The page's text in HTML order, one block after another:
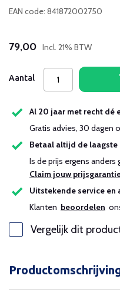
EAN code: 841872002750
79,00 Incl. 21% BTW
Aantal
Al 20 jaar met recht dé
Gratis advies, 30 dagen
Betaal altijd de laagste
Is de prijs ergens anders
Claim jouw
Uitstekende service
Klanten beoordelen
Vergelijk dit